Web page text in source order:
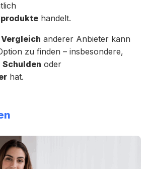
handelt.
Vergleich anderer Anbieter kann
zu finden – insbesondere,
Schulden oder
hat.